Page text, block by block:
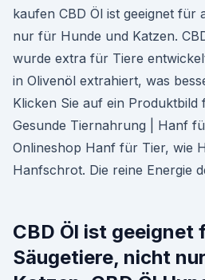
kaufen CBD Öl ist geeignet für
nur für Hunde und Katzen.
wurde extra für Tiere
in Olivenöl extrahiert, was
Klicken Sie auf ein
Gesunde Tiernahrung | Hanf
Onlineshop Hanf für Tier, wie
Hanfschrot. Die reine Energie
CBD Öl ist geeignet
Säugetiere, nicht